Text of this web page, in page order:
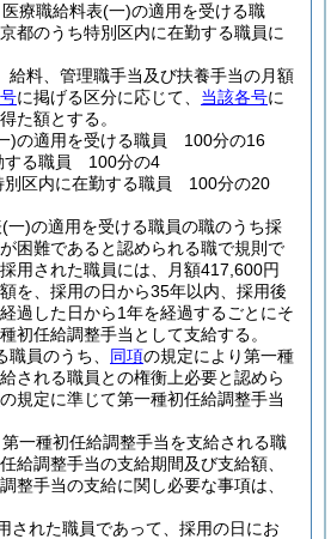
療職給料表(一)の適用を受ける職
都のうち特別区内に在勤する職員に
給料、管理職手当及び扶養手当の月額
に掲げる区分に応じて、 当該各号に
た額とする。
)の適用を受ける職員 100分の16
する職員 100分の4
別区内に在勤する職員 100分の20
(一)の適用を受ける職員の職のうち採
困難であると認められる職で規則で
用された職員には、月額417,600円
を、採用の日から35年以内、採用後
過した日から1年を経過するごとにそ
初任給調整手当として支給する。
員のうち、 同項の規定により第一種
される職員との権衡上必要と認めら
の規定に準じて第一種初任給調整手当
一種初任給調整手当を支給される職
給調整手当の支給期間及び支給額、
整手当の支給に関し必要な事項は、
された職員であって、採用の日にお